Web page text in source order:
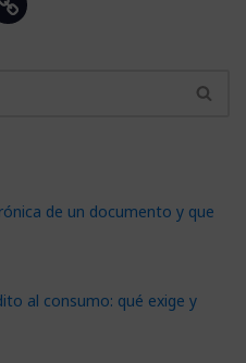
de un documento y que
al consumo: qué exige y